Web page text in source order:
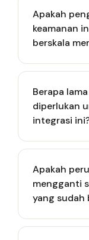
Apakah
keamanan
berskala
untuk
serangan
Berapa
diperlukan
integrasi
hitungan
kompleksitas
Apakah
mengganti
yang sudah